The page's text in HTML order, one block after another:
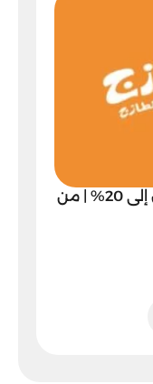
كود خصم الطازج تخفيض يصل إلى 20% | من